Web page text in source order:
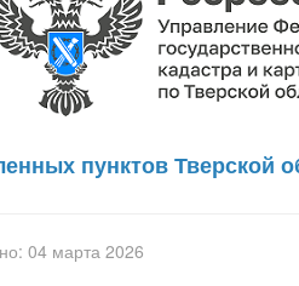
пунктов Тверской
04 марта 2026